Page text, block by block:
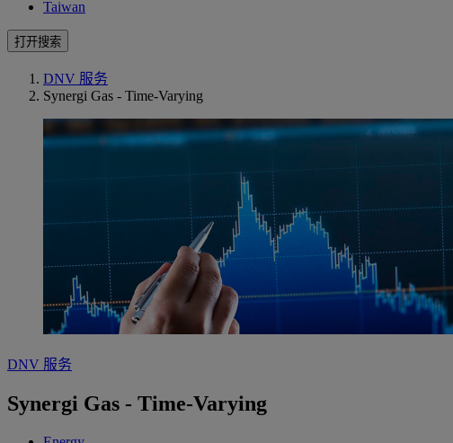
Taiwan
打开搜索
DNV 服务
Synergi Gas - Time-Varying
DNV 服务
Synergi Gas - Time-Varying